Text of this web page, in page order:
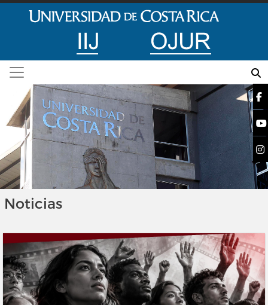
Pasar al contenido principal
Instituto de Investigaciones Jurídicas, UCR
Noticias